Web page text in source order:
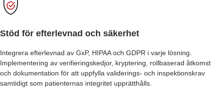
Stöd för efterlevnad och säkerhet
Integrera efterlevnad av GxP, HIPAA och GDPR i varje lösning.
Implementering av verifieringskedjor, kryptering, rollbaserad åtkomst
och dokumentation för att uppfylla validerings- och inspektionskrav
samtidigt som patienternas integritet upprätthålls.